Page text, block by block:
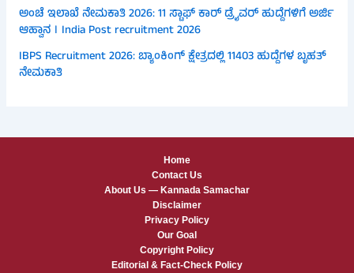
ಅಂಚೆ ಇಲಾಖೆ ನೇಮಕಾತಿ 2026: 11 ಸ್ಟಾಫ್ ಕಾರ್ ಡ್ರೈವರ್ ಹುದ್ದೆಗಳಿಗೆ ಅರ್ಜಿ
ಆಹ್ವಾನ । India Post recruitment 2026
IBPS Recruitment 2026: ಬ್ಯಾಂಕಿಂಗ್ ಕ್ಷೇತ್ರದಲ್ಲಿ 11403 ಹುದ್ದೆಗಳ ಬೃಹತ್
ನೇಮಕಾತಿ
Home
Contact Us
About Us — Kannada Samachar
Disclaimer
Privacy Policy
Our Goal
Copyright Policy
Editorial & Fact-Check Policy